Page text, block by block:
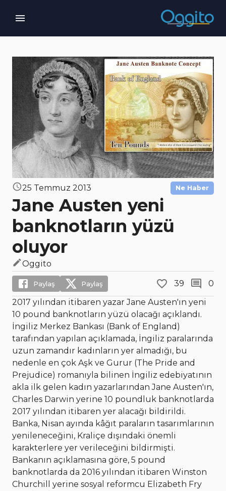
25 Temmuz 2013 Ne Haber
Jane Austen yeni
banknotların yüzü
oluyor
Oggito
Paylaş Paylaş 39
0
2017 yılından itibaren yazar Jane Austen'ın yeni
10 pound banknotların yüzü olacağı açıklandı.
İngiliz Merkez Bankası (Bank of England)
tarafından yapılan açıklamada, İngiliz paralarında
uzun zamandır kadınların yer almadığı, bu
nedenle en çok Aşk ve Gurur (The Pride and
Prejudice) romanıyla bilinen İngiliz edebiyatının
akla ilk gelen kadın yazarlarından Jane Austen'ın,
Charles Darwin yerine 10 poundluk banknotlarda
2017 yılından itibaren yer alacağı bildirildi.
Banka, Nisan ayında kâğıt paraların tasarımlarının
yenileneceğini, Kraliçe dışındaki önemli
karakterlere yer verileceğini bildirmişti.
Bankanın açıklamasına göre, 5 pound
banknotlarda da 2016 yılından itibaren Winston
Churchill yerine sosyal reformcu Elizabeth Fry